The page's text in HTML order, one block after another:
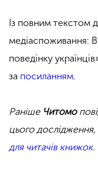
Із повним текстом
медіаспоживання:
поведінку
за посиланням.
Раніше Читомо
цього дослідження,
для читачів книжок.